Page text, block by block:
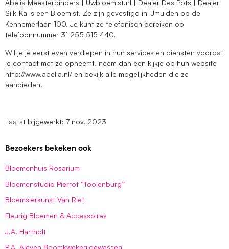
Abelia Meesterbinders | Uwbloemist.nl | Dealer Des Pots | Dealer
Silk-Ka is een Bloemist. Ze zijn gevestigd in IJmuiden op de
Kennemerlaan 100. Je kunt ze telefonisch bereiken op
telefoonnummer 31 255 515 440.
Wil je je eerst even verdiepen in hun services en diensten voordat
je contact met ze opneemt, neem dan een kijkje op hun website
http://www.abelia.nl/ en bekijk alle mogelijkheden die ze
aanbieden.
Laatst bijgewerkt: 7 nov. 2023
Bezoekers bekeken ook
Bloemenhuis Rosarium
Bloemenstudio Pierrot “Toolenburg”
Bloemsierkunst Van Riet
Fleurig Bloemen & Accessoires
J.A. Hartholt
P.A. Aleven Boomkwekerijgewassen